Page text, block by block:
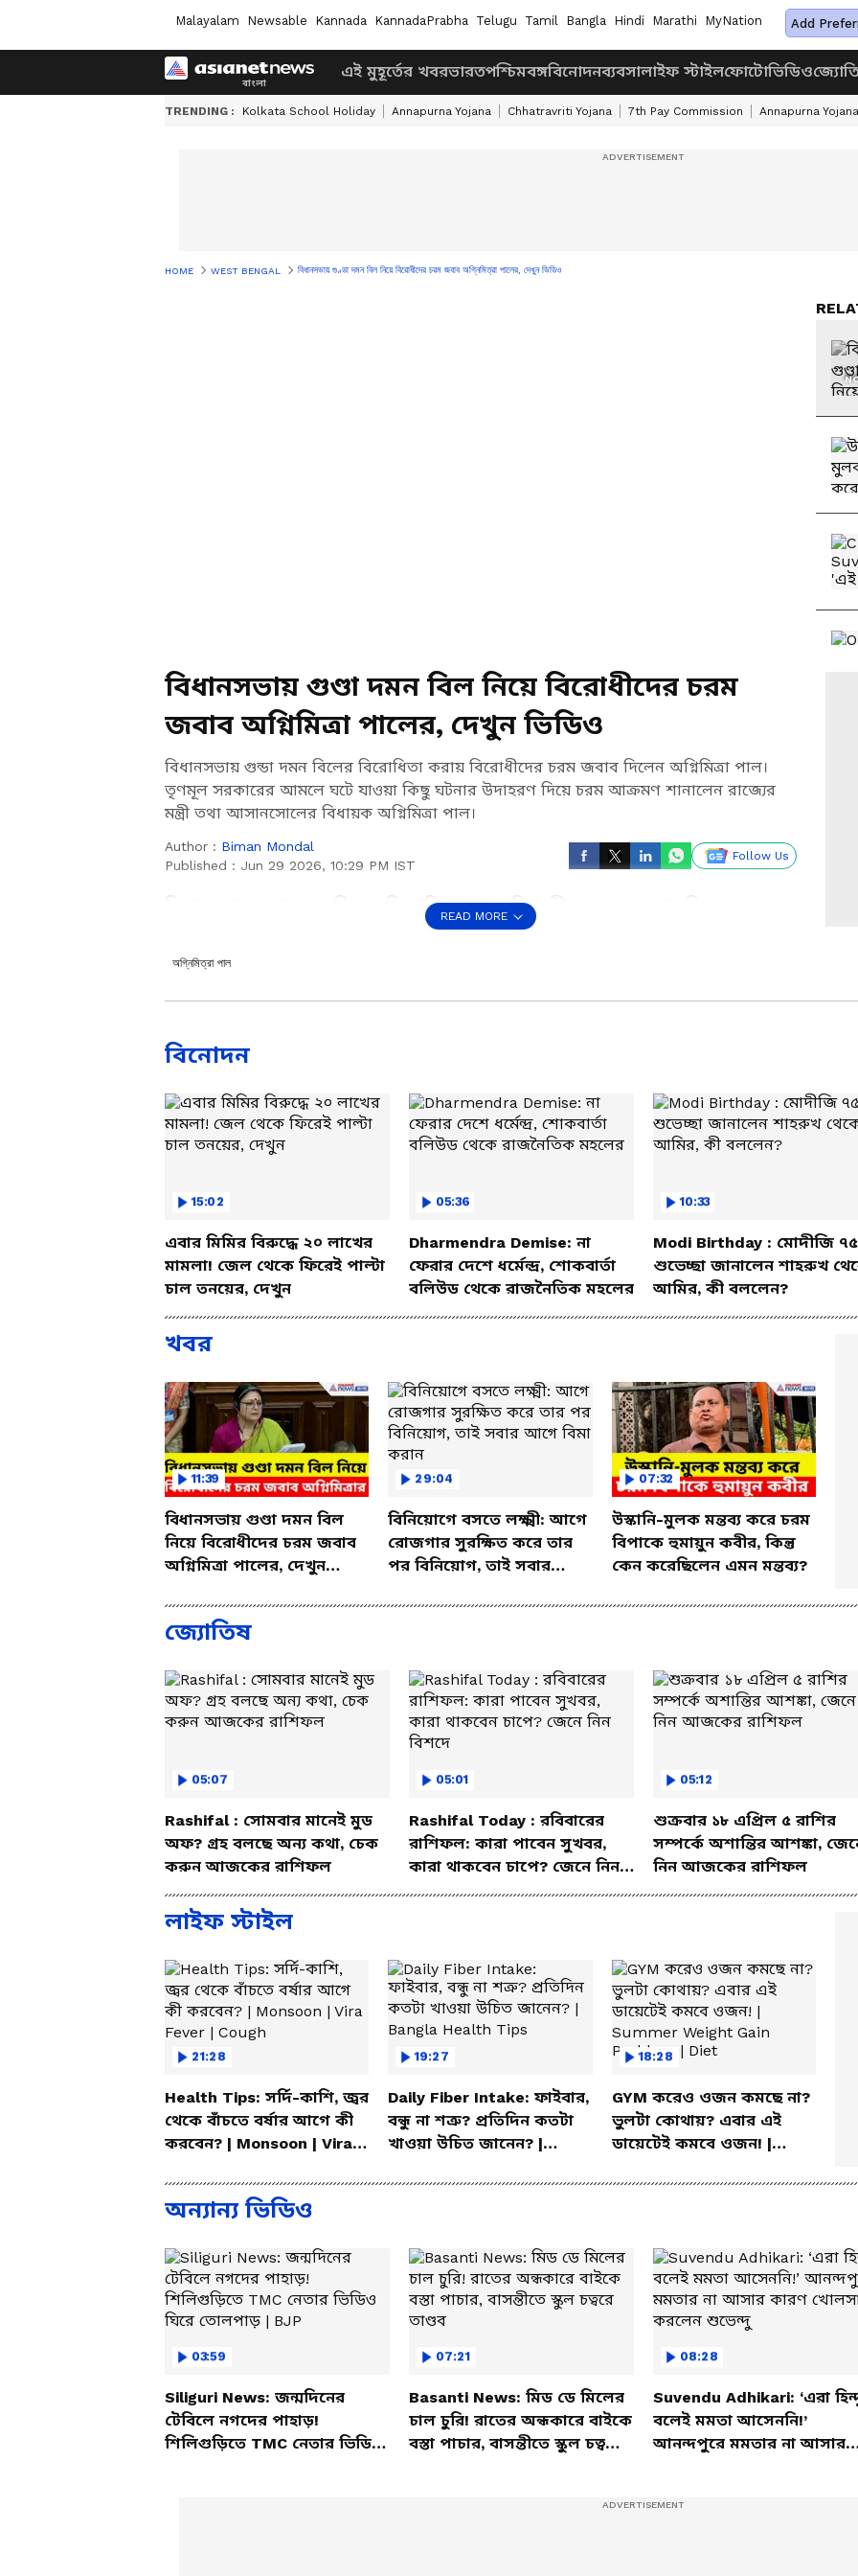
Malayalam Newsable Kannada KannadaPrabha Telugu Tamil Bangla Hindi Marathi MyNation Add
এই মুহূর্তের খবরভারতপশ্চিমবঙ্গবিনোদনব্যবসালাইফ স্টাইলফোটোভিডিও
TRENDING : Kolkata School Holiday Annapurna Yojana Chhatravriti Yojana 7th Pay Commission Annapurna
HOME WEST BENGAL বিধানসভায় গুণ্ডা দমন বিল নিয়ে বিরোধীদের চরম জবাব অগ্নিমিত্রা পালের, দেখুন ভিডিও
বিধানসভায় গুণ্ডা দমন বিল নিয়ে বিরোধীদের চরম
জবাব অগ্নিমিত্রা পালের, দেখুন ভিডিও
বিধানসভায় গুন্ডা দমন বিলের বিরোধিতা করায় বিরোধীদের চরম জবাব দিলেন অগ্নিমিত্রা পাল।
তৃণমূল সরকারের আমলে ঘটে যাওয়া কিছু ঘটনার উদাহরণ দিয়ে চরম আক্রমণ শানালেন রাজ্যের
মন্ত্রী তথা আসানসোলের বিধায়ক অগ্নিমিত্রা পাল।
Author : Biman Mondal
Published : Jun 29 2026, 10:29 PM IST
Follow Us
বিধানসভায় গুন্ডা দমন বিলের বিরোধিতা করায় বিরোধীদের চরম জবাব দিলেন
অগ্নিমিত্রা পাল। তৃণমূল সরকারের আমলে ঘটে যাওয়া কিছু ঘটনার উদাহরণ দিয়ে চরম
আক্রমণ শানালেন রাজ্যের মন্ত্রী তথা আসানসোলের বিধায়ক অগ্নিমিত্রা পাল। দেখুন কী
READ MORE
অগ্নিমিত্রা পাল
বিনোদন
15:02
এবার মিমির বিরুদ্ধে ২০ লাখের
মামলা! জেল থেকে ফিরেই পাল্টা
চাল তনয়ের, দেখুন
05:36
Dharmendra Demise: না
ফেরার দেশে ধর্মেন্দ্র, শোকবার্তা
বলিউড থেকে রাজনৈতিক মহলের
10:33
Modi Birthday : মোদীজি
শুভেচ্ছা জানালেন শাহরুখ
আমির, কী বললেন?
খবর
11:39
বিধানসভায় গুণ্ডা দমন বিল
নিয়ে বিরোধীদের চরম জবাব
অগ্নিমিত্রা পালের, দেখুন
29:04
বিনিয়োগে বসতে লক্ষ্মী: আগে
রোজগার সুরক্ষিত করে তার
পর বিনিয়োগ, তাই সবার
07:32
উস্কানি-মুলক মন্তব্য করে চরম
বিপাকে হুমায়ুন কবীর, কিন্তু
কেন করেছিলেন এমন মন্তব্য?
জ্যোতিষ
05:07
Rashifal : সোমবার মানেই মুড
অফ? গ্রহ বলছে অন্য কথা, চেক
করুন আজকের রাশিফল
05:01
Rashifal Today : রবিবারের
রাশিফল: কারা পাবেন সুখবর,
কারা থাকবেন চাপে? জেনে নিন
05:12
শুক্রবার ১৮ এপ্রিল ৫ রাশির
সম্পর্কে অশান্তির আশঙ্কা,
নিন আজকের রাশিফল
লাইফ স্টাইল
21:28
Health Tips: সর্দি-কাশি, জ্বর
থেকে বাঁচতে বর্ষার আগে কী
করবেন? | Monsoon | Vira
19:27
Daily Fiber Intake: ফাইবার,
বন্ধু না শত্রু? প্রতিদিন কতটা
খাওয়া উচিত জানেন? |
18:28
GYM করেও ওজন কমছে না?
ভুলটা কোথায়? এবার এই
ডায়েটেই কমবে ওজন! |
Problem | Diet
অন্যান্য ভিডিও
03:59
Siliguri News: জন্মদিনের
টেবিলে নগদের পাহাড়!
শিলিগুড়িতে TMC নেতার ভিডিও
07:21
Basanti News: মিড ডে মিলের
চাল চুরি! রাতের অন্ধকারে বাইকে
বস্তা পাচার, বাসন্তীতে স্কুল চত্বরে
08:28
Suvendu Adhikari: ‘এরা
বলেই মমতা আসেননি!’
আনন্দপুরে মমতার না আসার